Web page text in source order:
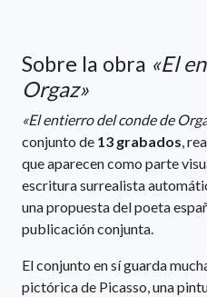
Sobre la obra «El
Orgaz»
«El entierro del conde de
conjunto de 13 grabados,
que aparecen como parte
escritura surrealista
una propuesta del poeta
publicación conjunta.
El conjunto en sí guarda
pictórica de Picasso, una